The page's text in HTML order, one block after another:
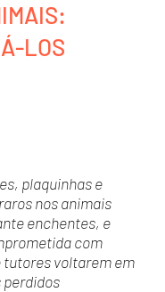
LOS
plaquinhas e
nos animais
enchentes, e
com
tutores voltarem em
perdidos